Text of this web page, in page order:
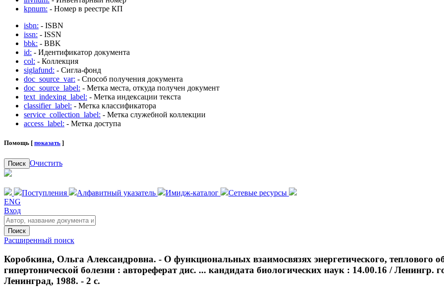
kpnum: - Номер в реестре КП
isbn: - ISBN
issn: - ISSN
bbk: - BBK
id: - Идентификатор документа
col: - Коллекция
siglafund: - Сигла-фонд
doc_source_var: - Способ получения документа
doc_source_label: - Метка места, откуда получен документ
text_indexing_label: - Метка индексации текста
classifier_label: - Метка классификатора
service_collection_label: - Метка служебной коллекции
access_label: - Метка доступа
Помощь [ показать ]
Поиск Очистить
Поступления Алфавитный указатель Имидж-каталог
Сетевые ресурсы
ENG
Вход
Поиск
Расширенный поиск
Коробкина, Ольга Александровна. - О функциональных взаимосвязях энергетического, теплового
гипертонической болезни : автореферат дис. ... кандидата биологических наук : 14.00.16 /
Ленинград, 1988. - 2 с.